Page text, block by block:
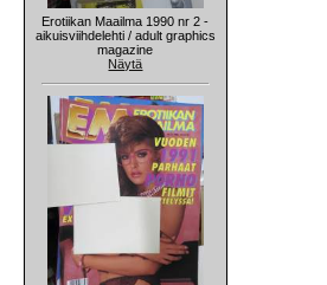
Erotiikan Maailma 1990 nr 2 -
aikuisviihdelehti / adult graphics
magazine
Näytä